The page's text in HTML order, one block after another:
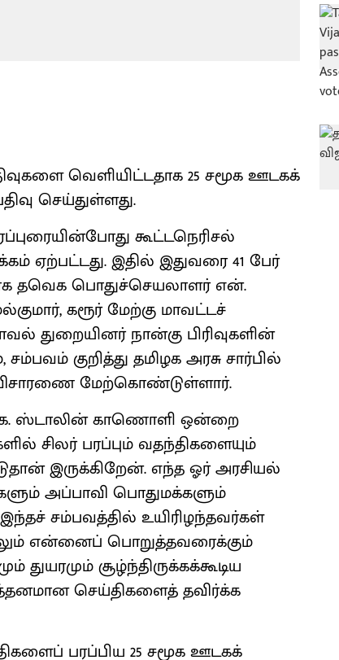
வெளியிட்டதாக 25 சமூக ஊடகக்
செய்துள்ளது.
கூட்டநெரிசல்
ஏற்பட்டது. இதில் இதுவரை 41 பேர்
தவெக பொதுச்செயலாளர் என்.
கரூர் மேற்கு மாவட்டச்
துறையினர் நான்கு பிரிவுகளின்
குறித்து தமிழக அரசு சார்பில்
மேற்கொண்டுள்ளார்.
ஸ்டாலின் காணொளி ஒன்றை
சிலர் பரப்பும் வதந்திகளையும்
இருக்கிறேன். எந்த ஓர் அரசியல்
அப்பாவி பொதுமக்களும்
சம்பவத்தில் உயிரிழந்தவர்கள்
என்னைப் பொறுத்தவரைக்கும்
சூழ்ந்திருக்கக்கூடிய
செய்திகளைத் தவிர்க்க
பரப்பிய 25 சமூக ஊடகக்